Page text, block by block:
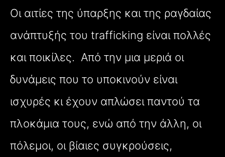
Οι αιτίες της ύπαρξης και της ραγδαίας
ανάπτυξής του trafficking είναι πολλές
και ποικίλες. Από την μια μεριά οι
δυνάμεις που το υποκινούν είναι
ισχυρές κι έχουν απλώσει παντού τα
πλοκάμια τους, ενώ από την άλλη, οι
πόλεμοι, οι βίαιες συγκρούσεις,